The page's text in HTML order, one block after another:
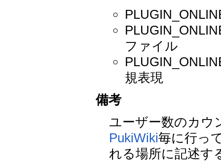
ファイル
規表現
備考
ユーザー数のカウ
PukiWiki毎に行っ
れる場所に記述す